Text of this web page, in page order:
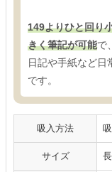
149よりひと回り
きく筆記が可能で
日記や手紙など日
です。
吸入方法
サイズ